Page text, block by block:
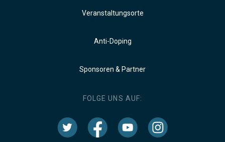
Veranstaltungsorte
Anti-Doping
Sponsoren & Partner
FOLGE UNS AUF: